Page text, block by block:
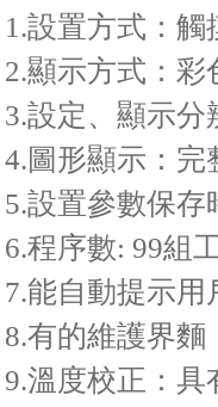
1.設置方式：觸
2.顯示方式
3.設定、顯示
4.圖形顯示：
5.設置參數保存
6.程序數: 99組工
7.能自動提示用
8.有的維護界麵
9.溫度校正：